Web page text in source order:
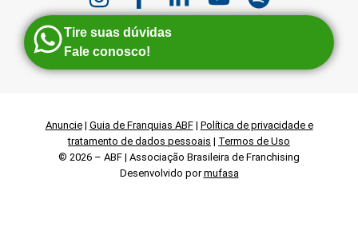
Tire suas dúvidas
Fale conosco!
Anuncie| Guia de Franquias ABF| Política de privacidade e
tratamento de dados pessoais | Termos de Uso
© 2026 – ABF | Associação Brasileira de Franchising
Desenvolvido pormufasa